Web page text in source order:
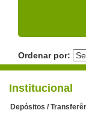
Ordenar por:
Institucional
Depósitos /